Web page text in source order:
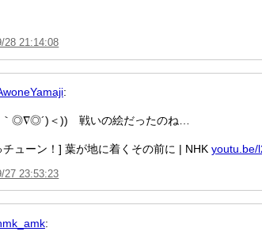
28 21:14:08
:
｀◎∇◎´)＜)) 戦いの絵だったのね…
チューン！] 葉が地に着くその前に | NHK youtu.be/
27 23:53:23
: